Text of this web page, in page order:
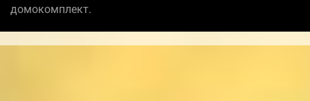
домокомплект.